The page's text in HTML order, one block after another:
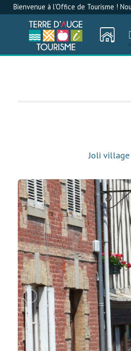
Bienvenue à l'Office de Tourisme !
Joli village